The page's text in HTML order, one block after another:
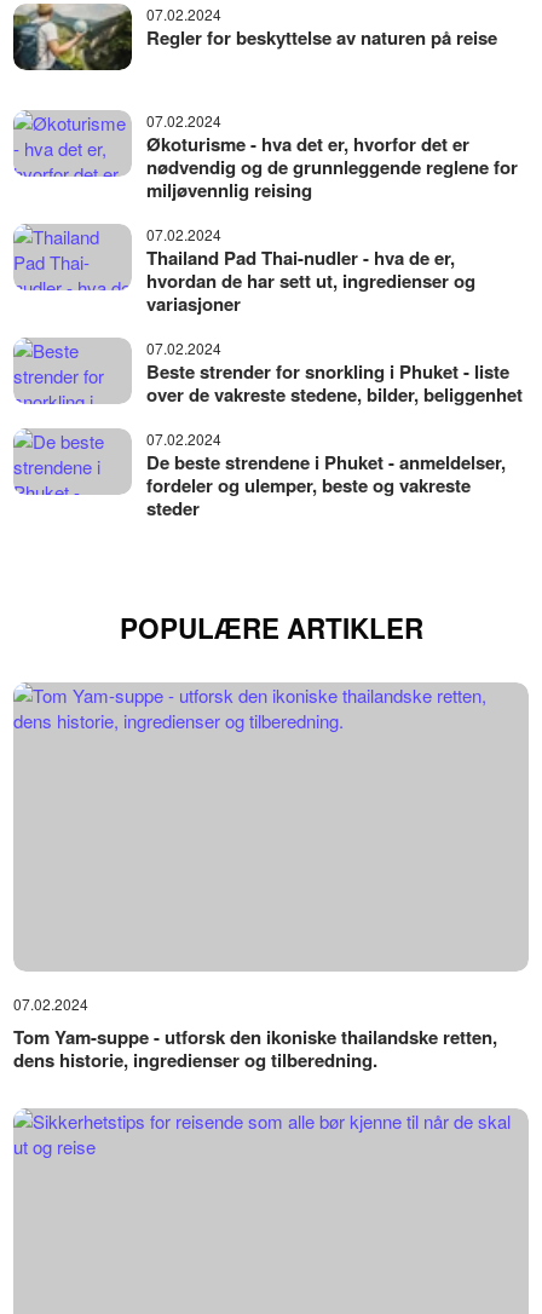
07.02.2024
Regler for beskyttelse av naturen på reise
07.02.2024
Økoturisme - hva det er, hvorfor det er
nødvendig og de grunnleggende reglene for
miljøvennlig reising
07.02.2024
Thailand Pad Thai-nudler - hva de er,
hvordan de har sett ut, ingredienser og
variasjoner
07.02.2024
Beste strender for snorkling i Phuket - liste
over de vakreste stedene, bilder, beliggenhet
07.02.2024
De beste strendene i Phuket - anmeldelser,
fordeler og ulemper, beste og vakreste
steder
POPULÆRE ARTIKLER
07.02.2024
Tom Yam-suppe - utforsk den ikoniske thailandske retten,
dens historie, ingredienser og tilberedning.